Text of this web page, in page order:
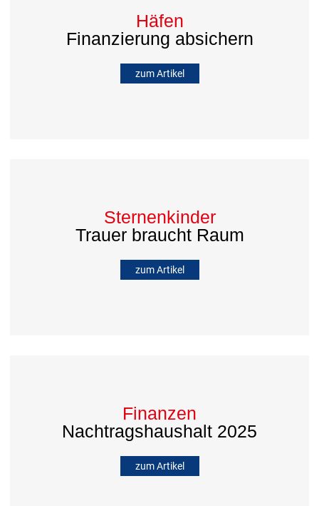
Häfen
Finanzierung absichern
zum Artikel
Sternenkinder
Trauer braucht Raum
zum Artikel
Finanzen
Nachtragshaushalt 2025
zum Artikel